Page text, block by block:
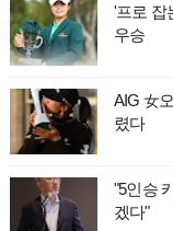
'프로 잡
우승
AIG 女
렸다
"5인승
겠다"